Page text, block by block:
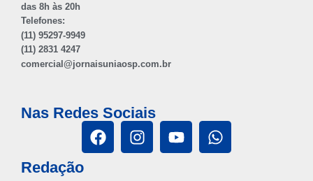
das 8h às 20h
Telefones:
(11) 95297-9949
(11) 2831 4247
comercial@jornaisuniaosp.com.br
Nas Redes Sociais
Redação